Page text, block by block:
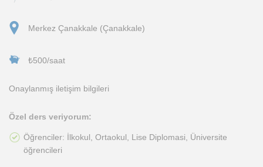
Merkez Çanakkale (Çanakkale)
₺500/saat
Onaylanmış iletişim bilgileri
Özel ders veriyorum:
Öğrenciler: İlkokul, Ortaokul, Lise Diplomasi, Üniversite
öğrencileri